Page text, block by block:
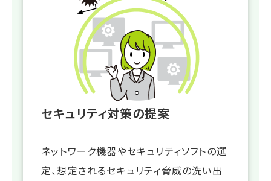
セキュリティ対策の提案
ネットワーク機器やセキュリティソフトの選
定、想定されるセキュリティ脅威の洗い出